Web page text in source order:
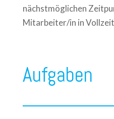
nächstmöglichen
Mitarbeiter/in in
Aufgaben